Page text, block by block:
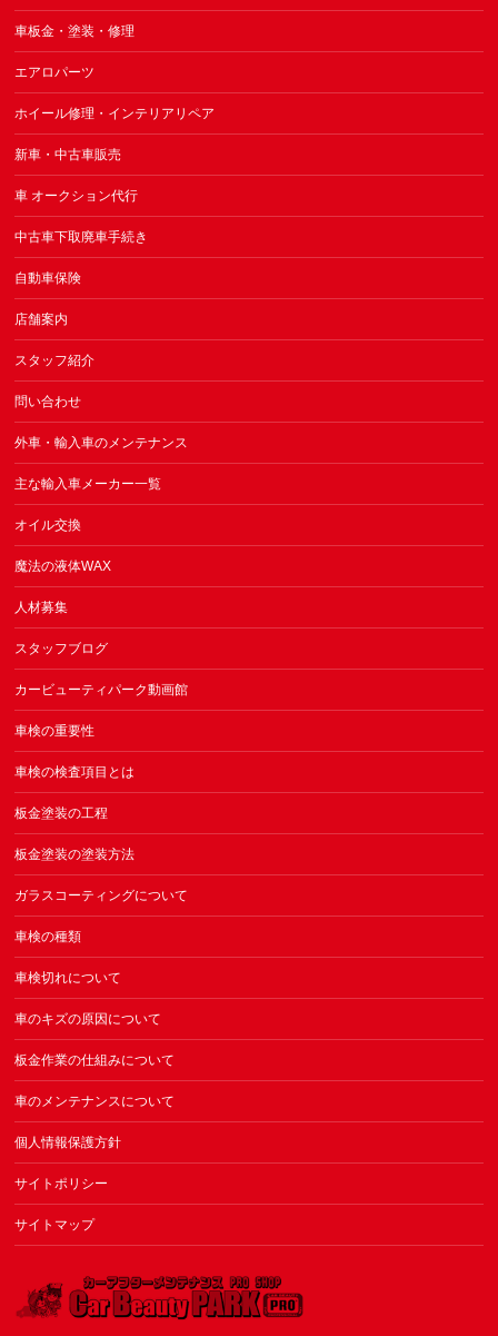
車板金・塗装・修理
エアロパーツ
ホイール修理・インテリアリペア
新車・中古車販売
車 オークション代行
中古車下取廃車手続き
自動車保険
店舗案内
スタッフ紹介
問い合わせ
外車・輸入車のメンテナンス
主な輸入車メーカー一覧
オイル交換
魔法の液体WAX
人材募集
スタッフブログ
カービューティパーク動画館
車検の重要性
車検の検査項目とは
板金塗装の工程
板金塗装の塗装方法
ガラスコーティングについて
車検の種類
車検切れについて
車のキズの原因について
板金作業の仕組みについて
車のメンテナンスについて
個人情報保護方針
サイトポリシー
サイトマップ